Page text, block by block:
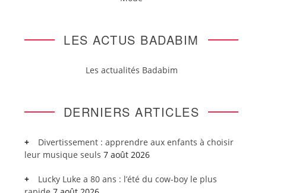
LES ACTUS BADABIM
Les actualités Badabim
DERNIERS ARTICLES
Divertissement : apprendre aux enfants à choisir
leur musique seuls 7 août 2026
Lucky Luke a 80 ans : l’été du cow-boy le plus